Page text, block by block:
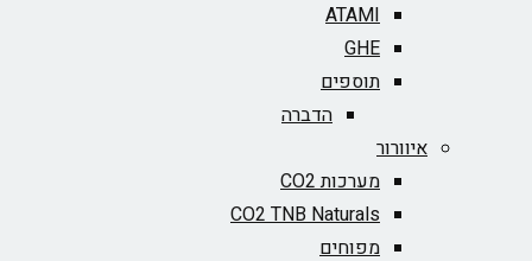
ATAMI
GHE
תוספים
הדברה
איוורור
מערכות CO2
CO2 TNB Naturals
מפוחים